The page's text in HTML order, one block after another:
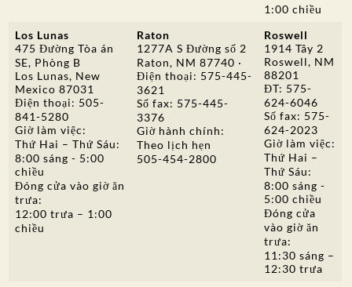
1:00 chiều
Los Lunas
475 Đường Tòa án
SE, Phòng B
Los Lunas, New
Mexico 87031
Điện thoại: 505-
841-5280
Giờ làm việc:
Thứ Hai – Thứ Sáu:
8:00 sáng - 5:00
chiều
Đóng cửa vào giờ ăn
trưa:
12:00 trưa – 1:00
chiều
Raton
1277A S Đường số 2
Raton, NM 87740 ·
Điện thoại: 575-445-
3621
Số fax: 575-445-
3376
Giờ hành chính:
Theo lịch hẹn
505-454-2800
Roswell
1914 Tây 2
Roswell, NM
88201
ĐT: 575-
624-6046
Số fax: 575-
624-2023
Giờ làm việc:
Thứ Hai –
Thứ Sáu:
8:00 sáng -
5:00 chiều
Đóng cửa
vào giờ ăn
trưa:
11:30 sáng –
12:30 trưa